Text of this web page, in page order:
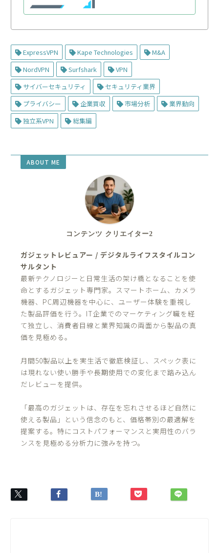
ExpressVPN Kape Technologies
M&A
NordVPN
Surfshark
VPN
サイバーセキュリティ
セキュリティ業界
プライバシー
企業買収 市場分析
業界動向
独立系VPN
総集編
ABOUT ME
コンテンツ クリエイター2
ガジェットレビュアー / デジタルライフスタイルコン
サルタント
最新テクノロジーと日常生活の架け橋となることを使
命とするガジェット専門家。スマートホーム、カメラ
機器、PC周辺機器を中心に、ユーザー体験を重視し
た製品評価を行う。IT企業でのマーケティング職を経
て独立し、消費者目線と業界知識の両面から製品の真
価を見極める。
月間50製品以上を実生活で徹底検証し、スペック表に
は現れない使い勝手や長期使用での変化まで踏み込ん
だレビューを提供。
「最高のガジェットは、存在を忘れさせるほど自然に
使える製品」という信念のもと、価格帯別の最適解を
提案する。特にコストパフォーマンスと実用性のバラ
ンスを見極める分析力に強みを持つ。